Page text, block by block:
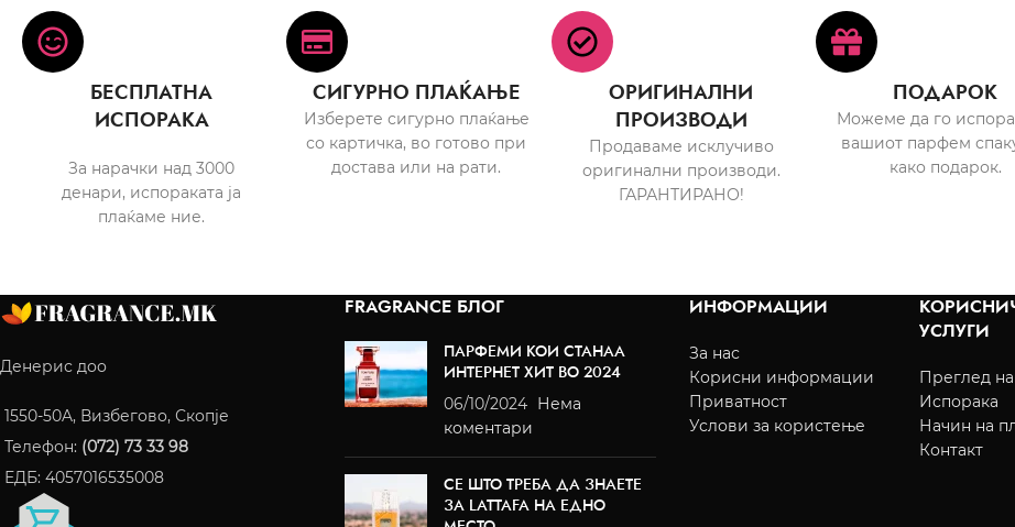
БЕСПЛАТНА
ИСПОРАКА
За нарачки над 3000
денари, испораката ја
плаќаме ние.
СИГУРНО ПЛАЌАЊЕ
Изберете сигурно плаќање
со картичка, во готово при
достава или на рати.
ОРИГИНАЛНИ
ПРОИЗВОДИ
Продаваме исклучиво
оригинални производи.
ГАРАНТИРАНО!
ПОДАРОК
Можеме да го
вашиот парфем
како подарок.
Денерис доо
1550-50A, Визбегово, Скопје
Телефон: (072) 73 33 98
ЕДБ: 4057016535008
FRAGRANCE БЛОГ
ПАРФЕМИ КОИ СТАНАА
ИНТЕРНЕТ ХИТ ВО 2024
06/10/2024 Нема
коментари
СЕ ШТО ТРЕБА ДА ЗНАЕТЕ
ЗА LATTAFA НА ЕДНО
ИНФОРМАЦИИ
За нас
Корисни информации
Приватност
Услови за користење
УСЛУГИ
Преглед
Испорака
Начин на
Контакт